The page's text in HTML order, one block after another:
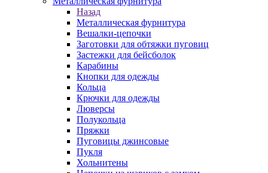
Назад
Металлическая фурнитура
Вешалки-цепочки
Заготовки для обтяжки пуговиц
Застежки для бейсболок
Карабины
Кнопки для одежды
Кольца
Крючки для одежды
Люверсы
Полукольца
Пряжки
Пуговицы джинсовые
Пукля
Хольнитены